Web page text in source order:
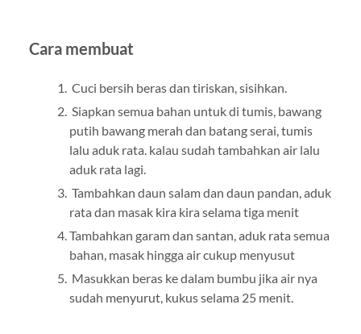
Cara membuat
Cuci bersih beras dan tiriskan, sisihkan.
Siapkan semua bahan untuk di tumis, bawang
putih bawang merah dan batang serai, tumis
lalu aduk rata. kalau sudah tambahkan air lalu
aduk rata lagi.
Tambahkan daun salam dan daun pandan, aduk
rata dan masak kira kira selama tiga menit
Tambahkan garam dan santan, aduk rata semua
bahan, masak hingga air cukup menyusut
Masukkan beras ke dalam bumbu jika air nya
sudah menyurut, kukus selama 25 menit.